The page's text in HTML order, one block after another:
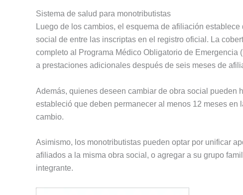
Sistema de salud para monotributistas
Luego de los cambios, el esquema de afiliación
social de entre las inscriptas en el registro oficial. La
completo al Programa Médico Obligatorio de
a prestaciones adicionales después de seis meses de
Además, quienes deseen cambiar de obra social pueden
estableció que deben permanecer al menos 12 meses
cambio.
Asimismo, los monotributistas pueden optar por unificar
afiliados a la misma obra social, o agregar a su grupo
integrante.